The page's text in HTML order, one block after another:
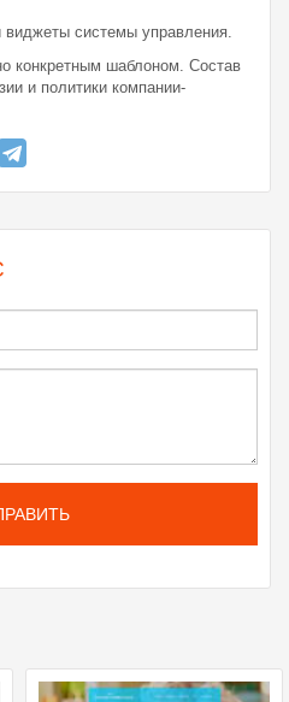
системы управления.
конкретным шаблоном. Состав
и политики компании-